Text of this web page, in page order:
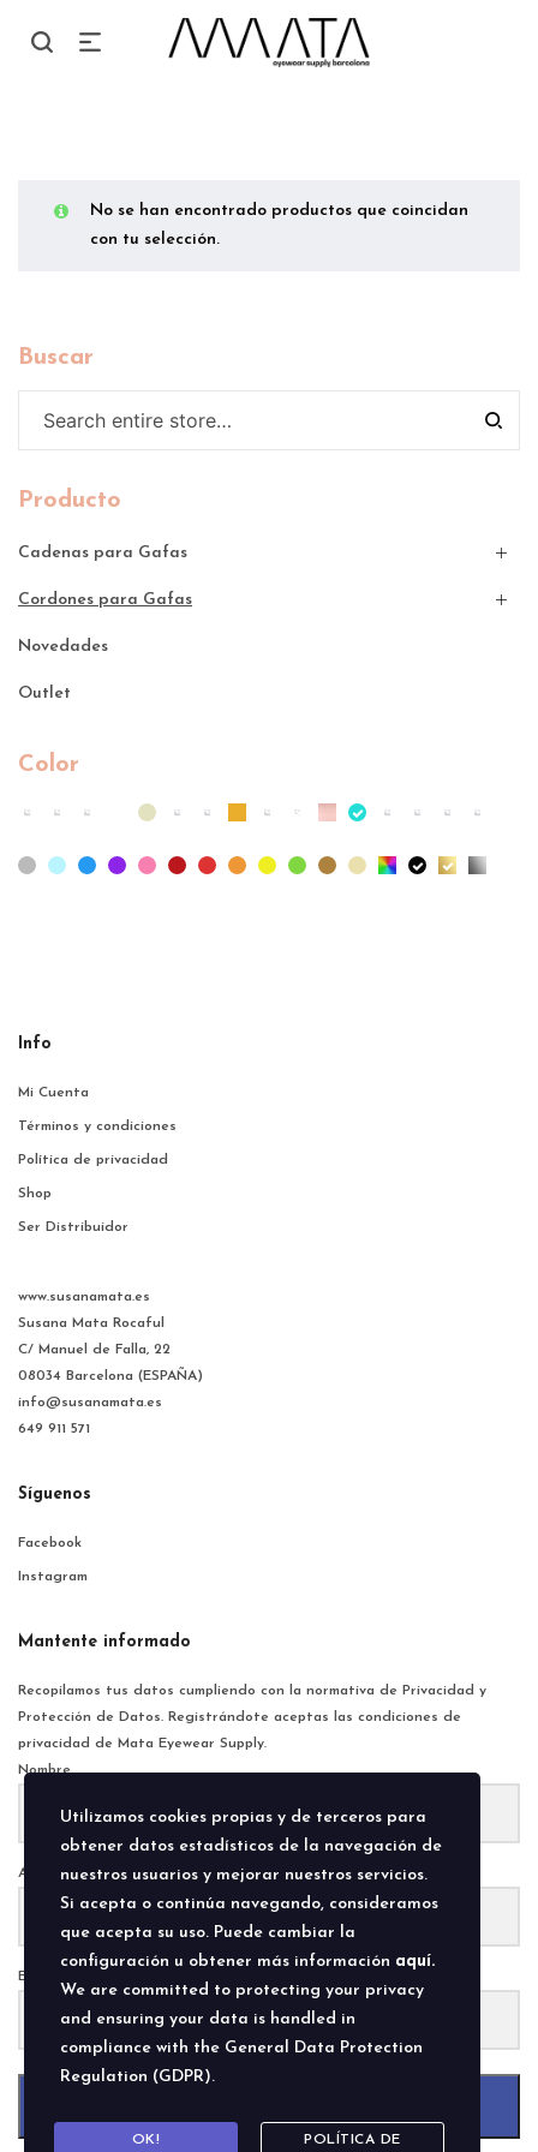
No se han encontrado productos que coincidan
con tu selección.
Buscar
Producto
Cadenas para Gafas
Cordones para Gafas
Novedades
Outlet
Color
Info
Mi Cuenta
Términos y condiciones
Política de privacidad
Shop
Ser Distribuidor
www.susanamata.es
Susana Mata Rocaful
C/ Manuel de Falla, 22
08034 Barcelona (ESPAÑA)
info@susanamata.es
649 911 571
Síguenos
Facebook
Instagram
Mantente informado
Recopilamos tus datos cumpliendo con la normativa de Privacidad y
Protección de Datos. Registrándote aceptas las condiciones de
privacidad de Mata Eyewear Supply.
Nombre
Apellido
E-Mail
Utilizamos cookies propias y de terceros para
obtener datos estadísticos de la navegación de
nuestros usuarios y mejorar nuestros servicios.
Si acepta o continúa navegando, consideramos
que acepta su uso. Puede cambiar la
configuración u obtener más información aquí.
We are committed to protecting your privacy
and ensuring your data is handled in
compliance with the General Data Protection
Regulation (GDPR).
OK! POLÍTICA DE